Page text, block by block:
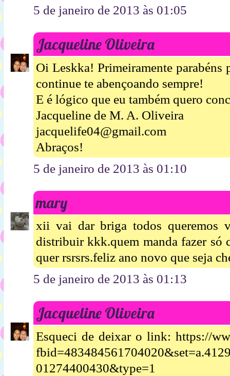
5 de janeiro de 2013 às 01:05
Jacqueline Oliveira
Oi Leskka! Primeiramente parabéns
continue te abençoando sempre!
E é lógico que eu também quero
Jacqueline de M. A. Oliveira
jacquelife04@gmail.com
Abraços!
5 de janeiro de 2013 às 01:10
mary
xii vai dar briga todos queremos
distribuir kkk.quem manda fazer só
quer rsrsrs.feliz ano novo que seja
5 de janeiro de 2013 às 01:13
Jacqueline Oliveira
Esqueci de deixar o link: https://
01274400430&type=1